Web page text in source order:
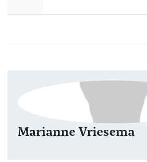
Marianne Vriesema